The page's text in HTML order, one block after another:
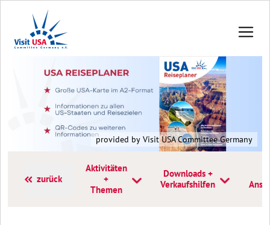
provided by Visit USA Committee Germany
zurück
Aktivitäten
+
Themen
Downloads +
Verkaufshilfen